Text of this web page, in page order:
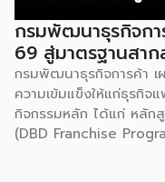
วงจร […]
กรมพัฒนาธุรกิจกา
69 สู่มาตรฐานสา
กรมพัฒนาธุรกิจการค้า เ
ความเข้มแข็งให้แก่ธุรกิจ
กิจกรรมหลัก ได้แก่ หลัก
(DBD Franchise